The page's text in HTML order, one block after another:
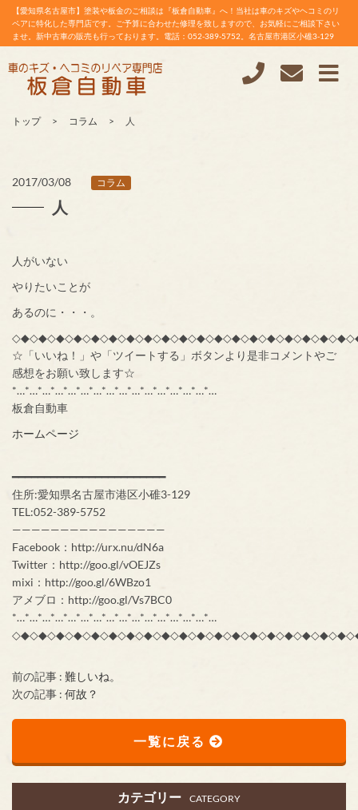
【愛知県名古屋市】塗装や板金のご相談は『板倉自動車』へ！当社は車のキズやヘコミのリ
ペアに特化した専門店です。ご予算に合わせた修理を致しますので、お気軽にご相談下さい
ませ。新中古車の販売も行っております。電話：052-389-5752。名古屋市港区小碓3-129
トップ コラム 人
2017/03/08 コラム
人
人がいない
やりたいことが
あるのに・・・。
☆「いいね！」や「ツイートする」ボタンより是非コメントやご
感想をお願い致します☆
*…*…*…*…*…*…*…*…*…*…*…*…*…*…*…*…
板倉自動車
ホームページ
━━━━━━━━━━━━━━━━━━━━━━━━
住所:愛知県名古屋市港区小碓3-129
TEL:052-389-5752
————————————————
Facebook：http://urx.nu/dN6a
Twitter：http://goo.gl/vOEJZs
mixi：http://goo.gl/6WBzo1
アメブロ：http://goo.gl/Vs7BC0
*…*…*…*…*…*…*…*…*…*…*…*…*…*…*…*…
前の記事 : 難しいね。
次の記事 : 何故？
一覧に戻る
カテゴリー CATEGORY